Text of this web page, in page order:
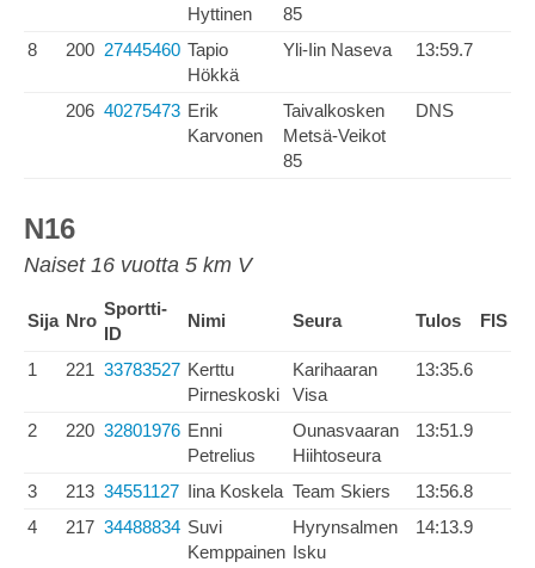
Hyttinen
85
8 200 27445460 Tapio
Hökkä
Yli-Iin Naseva 13:59.7
206 40275473 Erik
Karvonen
Taivalkosken
Metsä-Veikot
85
DNS
N16
Naiset 16 vuotta 5 km V
Sija Nro
Sportti-
ID
Nimi Seura Tulos FIS
1 221 33783527 Kerttu
Pirneskoski
Karihaaran
Visa
13:35.6
2 220 32801976 Enni
Petrelius
Ounasvaaran
Hiihtoseura
13:51.9
3 213 34551127 Iina Koskela Team Skiers
13:56.8
4
217 34488834 Suvi
Kemppainen
Hyrynsalmen
Isku
14:13.9